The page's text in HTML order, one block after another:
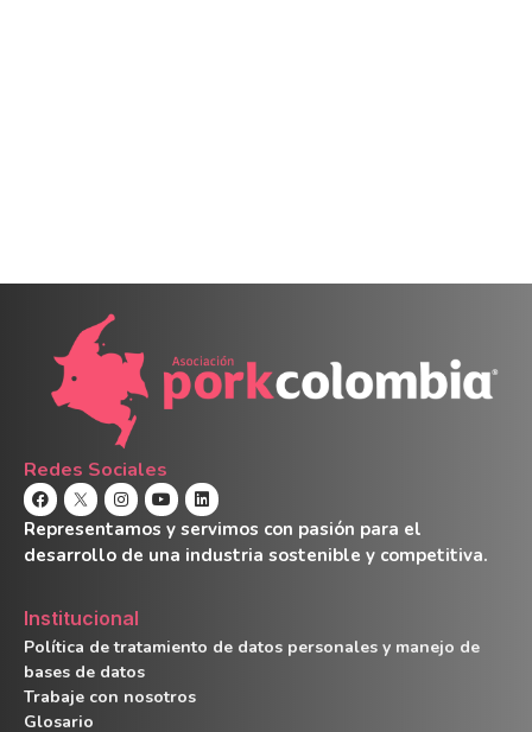
Redes Sociales
Representamos y servimos con pasión para el
desarrollo de una industria sostenible y competitiva.
Institucional
Política de tratamiento de datos personales y manejo de
bases de datos
Trabaje con nosotros
Glosario